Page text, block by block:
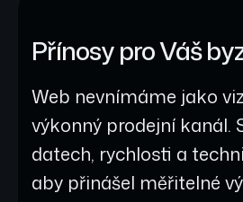
Přínosy pro Váš
Web nevnímáme jako
výkonný prodejní kanál.
datech, rychlosti a
aby přinášel měřitelné